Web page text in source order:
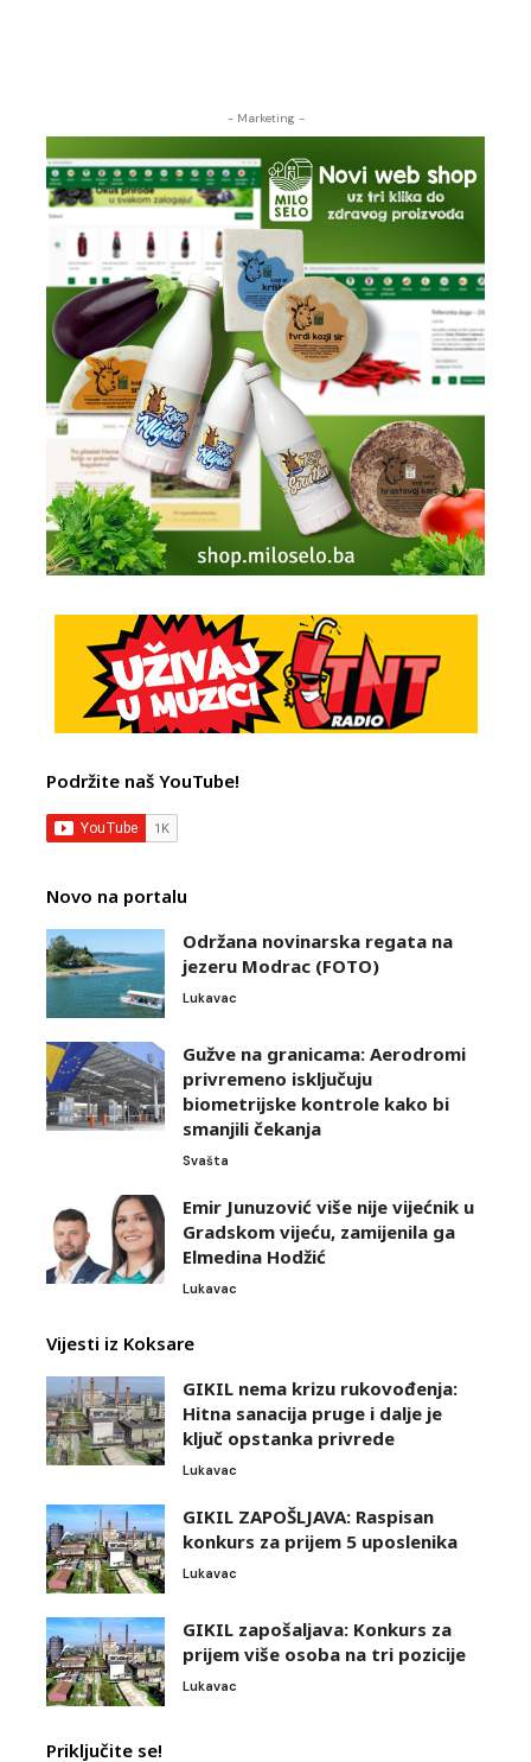
- Marketing -
Podržite naš YouTube!
Novo na portalu
Održana novinarska regata na
jezeru Modrac (FOTO)
Lukavac
Gužve na granicama: Aerodromi
privremeno isključuju
biometrijske kontrole kako bi
smanjili čekanja
Svašta
Emir Junuzović više nije vijećnik u
Gradskom vijeću, zamijenila ga
Elmedina Hodžić
Lukavac
Vijesti iz Koksare
GIKIL nema krizu rukovođenja:
Hitna sanacija pruge i dalje je
ključ opstanka privrede
Lukavac
GIKIL ZAPOŠLJAVA: Raspisan
konkurs za prijem 5 uposlenika
Lukavac
GIKIL zapošaljava: Konkurs za
prijem više osoba na tri pozicije
Lukavac
Priključite se!